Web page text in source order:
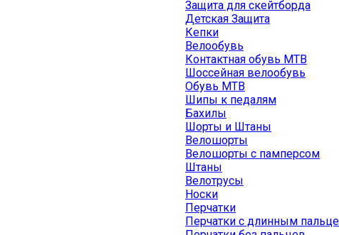
Защита для скейтборда
Детская Защита
Кепки
Велообувь
Контактная обувь MTB
Шоссейная велообувь
Обувь MTB
Шипы к педалям
Бахилы
Шорты и Штаны
Велошорты
Велошорты с памперсом
Штаны
Велотрусы
Носки
Перчатки
Перчатки с длинным